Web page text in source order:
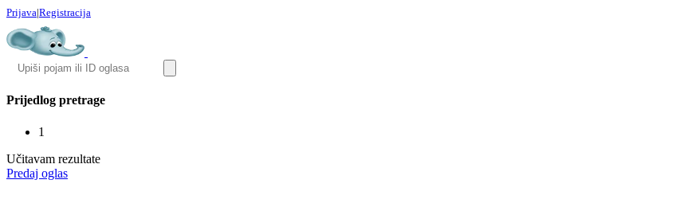
Prijava|Registracija
Prijedlog pretrage
1
Učitavam rezultate
Predaj oglas